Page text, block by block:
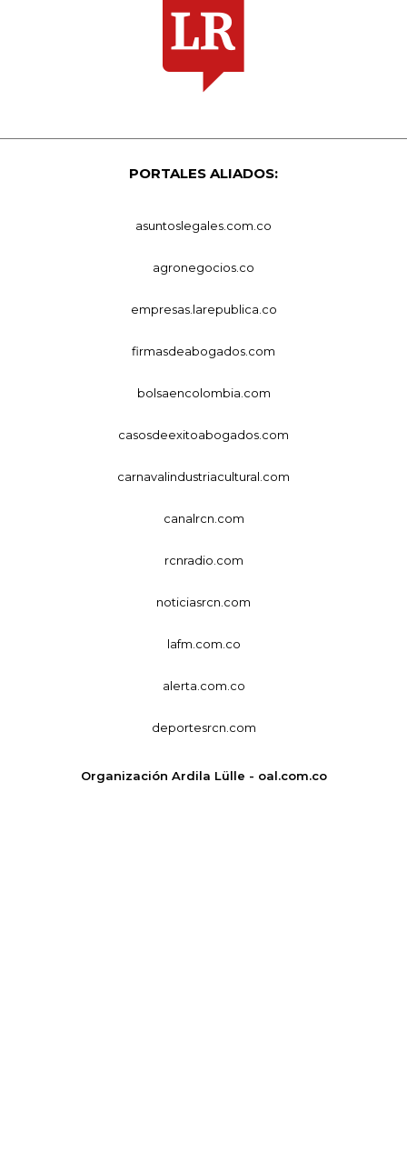
PORTALES ALIADOS:
asuntoslegales.com.co
agronegocios.co
empresas.larepublica.co
firmasdeabogados.com
bolsaencolombia.com
casosdeexitoabogados.com
carnavalindustriacultural.com
canalrcn.com
rcnradio.com
noticiasrcn.com
lafm.com.co
alerta.com.co
deportesrcn.com
Organización Ardila Lülle - oal.com.co